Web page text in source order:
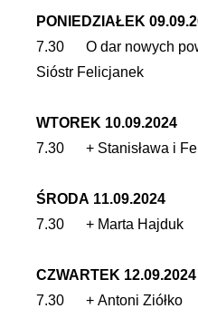
PONIEDZIAŁEK
7.30 O dar nowych
Sióstr Felicjanek
WTOREK 10.09.2024
7.30 + Stanisława i
ŚRODA 11.09.2024
7.30 + Marta Hajduk
CZWARTEK 12.09.2024
7.30 + Antoni Ziółko